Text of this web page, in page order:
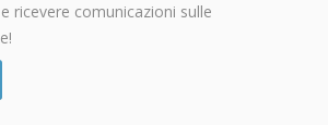
ricevere comunicazioni sulle